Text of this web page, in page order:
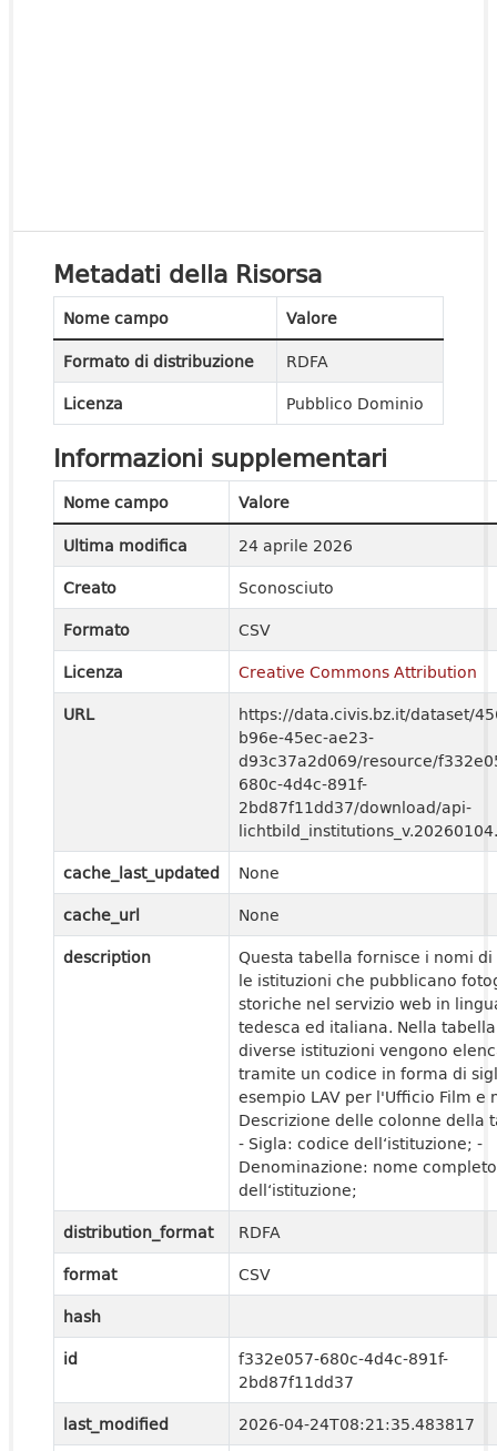
Metadati della Risorsa
Nome campo
Valore
Formato di distribuzione
RDFA
Licenza
Pubblico Dominio
Informazioni supplementari
Nome campo
Valore
Ultima modifica
24 aprile 2026
Creato
Sconosciuto
Formato
CSV
Licenza
Creative Commons Attribution
URL
https://data.civis.bz.it/dataset/
b96e-45ec-ae23-
d93c37a2d069/resource/
680c-4d4c-891f-
2bd87f11dd37/download/api-
cache_last_updated
None
cache_url
None
description
Questa tabella fornisce i nomi
le istituzioni che pubblicano
storiche nel servizio web in
tedesca ed italiana. Nella
diverse istituzioni vengono
tramite un codice in forma di
esempio LAV per l'Ufficio Film e
Descrizione delle colonne della
- Sigla: codice dell‘istituzione; -
Denominazione: nome completo
dell‘istituzione;
distribution_format
RDFA
format
CSV
hash
id
f332e057-680c-4d4c-891f-
2bd87f11dd37
last_modified
2026-04-24T08:21:35.483817